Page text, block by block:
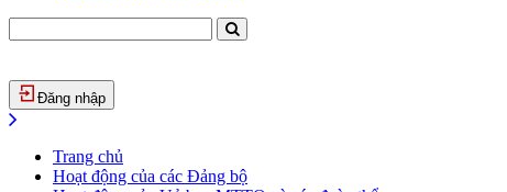
Đăng nhập
Trang chủ
Hoạt động của các Đảng bộ